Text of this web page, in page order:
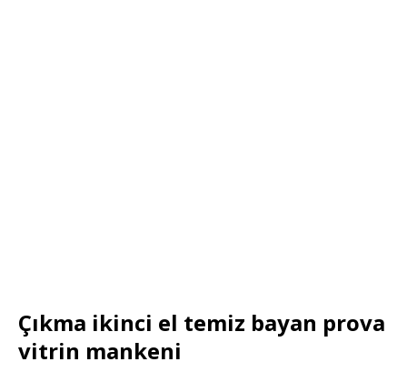
Çıkma ikinci el temiz bayan prova
vitrin mankeni